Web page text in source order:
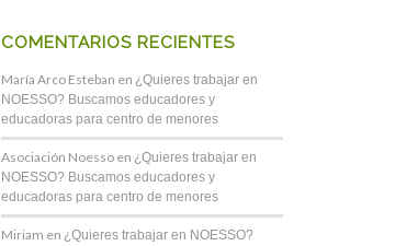
COMENTARIOS RECIENTES
María Arco Esteban en ¿Quieres trabajar en
NOESSO? Buscamos educadores y
educadoras para centro de menores
Asociación Noesso en ¿Quieres trabajar en
NOESSO? Buscamos educadores y
educadoras para centro de menores
Miriam en ¿Quieres trabajar en NOESSO?